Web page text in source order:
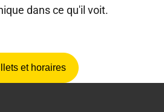
dans ce qu'il voit.
et horaires